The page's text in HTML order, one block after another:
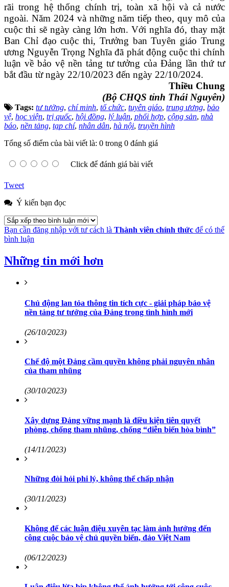
rãi trong hệ thống chính trị, toàn xã hội và cả nước
ngoài. Năm 2024 và những năm tiếp theo, quy mô của
cuộc thi sẽ ngày càng lớn hơn. Với nghĩa đó, thay mặt
Ban Chỉ đạo cuộc thi, Trưởng ban Tuyên giáo Trung
ương Nguyễn Trọng Nghĩa đã phát động cuộc thi chính
luận về bảo vệ nền tảng tư tưởng của Đảng lần thứ tư
bắt đầu từ ngày 22/10/2023 đến ngày 22/10/2024.
Thiều Chung
(Bộ CHQS tỉnh Thái Nguyên)
Tags: tư tưởng, chí minh, tổ chức, tuyên giáo, trung ương, bảo
vệ, học viện, trị quốc, hội đồng, lý luận, phối hợp, cộng sản, nhà
báo, nền tảng, tạp chí, nhân dân, hà nội, truyền hình
Tổng số điểm của bài viết là: 0 trong 0 đánh giá
Click để đánh giá bài viết
Tweet
Ý kiến bạn đọc
Bạn cần đăng nhập với tư cách là Thành viên chính thức để có thể
bình luận
Những tin mới hơn
Chủ động lan tỏa thông tin tích cực - giải pháp bảo vệ
nền tảng tư tưởng của Đảng trong tình hình mới
(26/10/2023)
Chế độ một Đảng cầm quyền không phải nguyên nhân
của tham nhũng
(30/10/2023)
Xây dựng Đảng vững mạnh là điều kiện tiên quyết
phòng, chống tham nhũng, chống “diễn biến hòa bình”
(14/11/2023)
Những đòi hỏi phi lý, không thể chấp nhận
(30/11/2023)
Không để các luận điệu xuyên tạc làm ảnh hưởng đến
công cuộc bảo vệ chủ quyền biển, đảo Việt Nam
(06/12/2023)